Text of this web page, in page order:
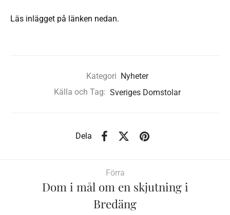
Läs inlägget på länken nedan.
Kategori Nyheter
Källa och Tag: Sveriges Domstolar
Dela
Förra
Dom i mål om en skjutning i
Bredäng